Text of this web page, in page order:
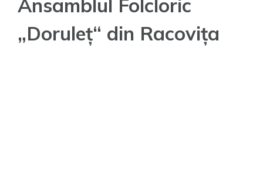
Ansamblul Folcloric
„Doruleț“ din Racovița